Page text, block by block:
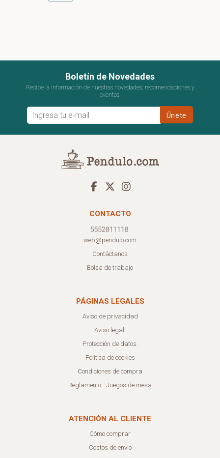
Boletín de Novedades
Recibe la información de nuestras novedades, recomendaciones y
eventos.
CONTACTO
web@pendulo.com
Contáctanos
Bolsa de trabajo
PÁGINAS LEGALES
Aviso de privacidad
Aviso legal.
Protección de datos.
Política de cookies
Condiciones de compra
Reglamento - Juegos de mesa
ATENCIÓN AL CLIENTE
Cómo comprar
Costos de envío